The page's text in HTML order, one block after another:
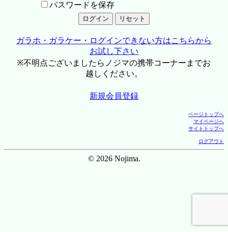
パスワードを保存
ガラホ・ガラケー・ログインできない方はこちらから
お試し下さい
※不明点ございましたらノジマの携帯コーナーまでお
越しください。
新規会員登録
ページトップへ
マイページへ
サイトトップへ
ログアウト
© 2026 Nojima.